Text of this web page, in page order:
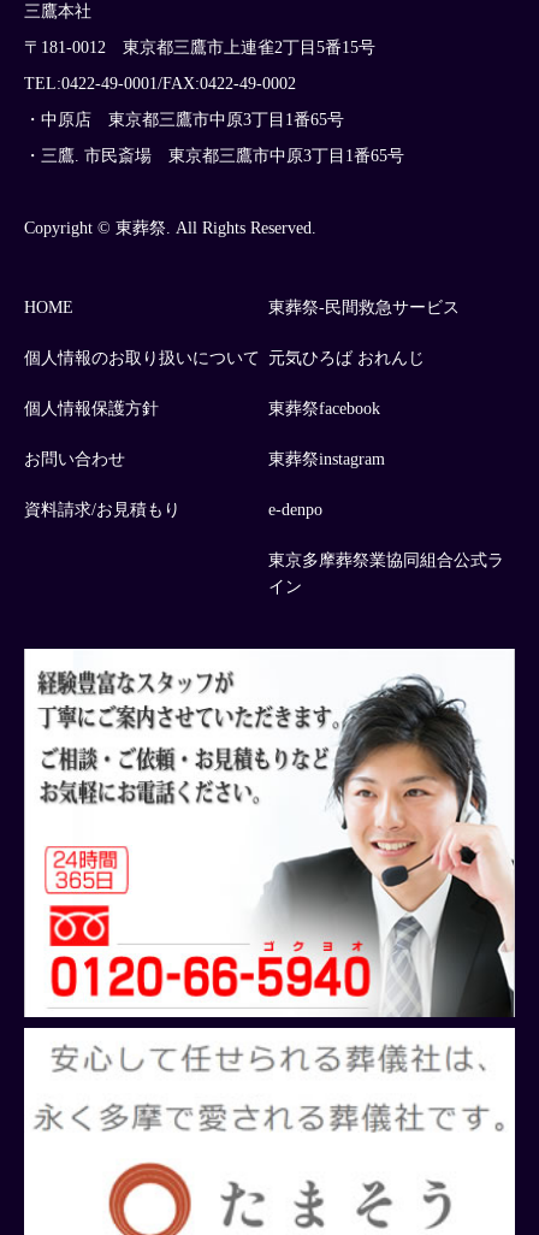
三鷹本社
〒181-0012 東京都三鷹市上連雀2丁目5番15号
TEL:0422-49-0001/FAX:0422-49-0002
・中原店 東京都三鷹市中原3丁目1番65号
・三鷹. 市民斎場 東京都三鷹市中原3丁目1番65号
Copyright © 東葬祭. All Rights Reserved.
HOME
個人情報のお取り扱いについて
個人情報保護方針
お問い合わせ
資料請求/お見積もり
東葬祭-民間救急サービス
元気ひろば おれんじ
東葬祭facebook
東葬祭instagram
e-denpo
東京多摩葬祭業協同組合公式ラ
イン